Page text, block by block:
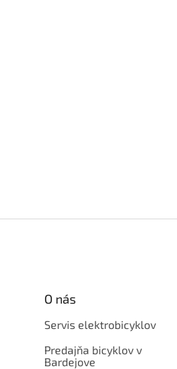
O nás
Servis elektrobicyklov
Predajňa bicyklov v
Bardejove